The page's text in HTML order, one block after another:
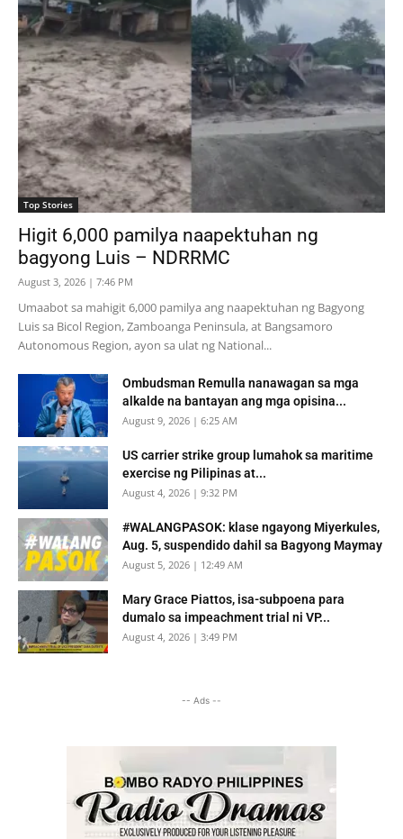
Top Stories
Higit 6,000 pamilya naapektuhan ng
bagyong Luis – NDRRMC
August 3, 2026 | 7:46 PM
Umaabot sa mahigit 6,000 pamilya ang naapektuhan ng Bagyong
Luis sa Bicol Region, Zamboanga Peninsula, at Bangsamoro
Autonomous Region, ayon sa ulat ng National...
Ombudsman Remulla nanawagan sa mga
alkalde na bantayan ang mga opisina...
August 9, 2026 | 6:25 AM
US carrier strike group lumahok sa maritime
exercise ng Pilipinas at...
August 4, 2026 | 9:32 PM
#WALANGPASOK: klase ngayong Miyerkules,
Aug. 5, suspendido dahil sa Bagyong Maymay
August 5, 2026 | 12:49 AM
Mary Grace Piattos, isa-subpoena para
dumalo sa impeachment trial ni VP...
August 4, 2026 | 3:49 PM
-- Ads --